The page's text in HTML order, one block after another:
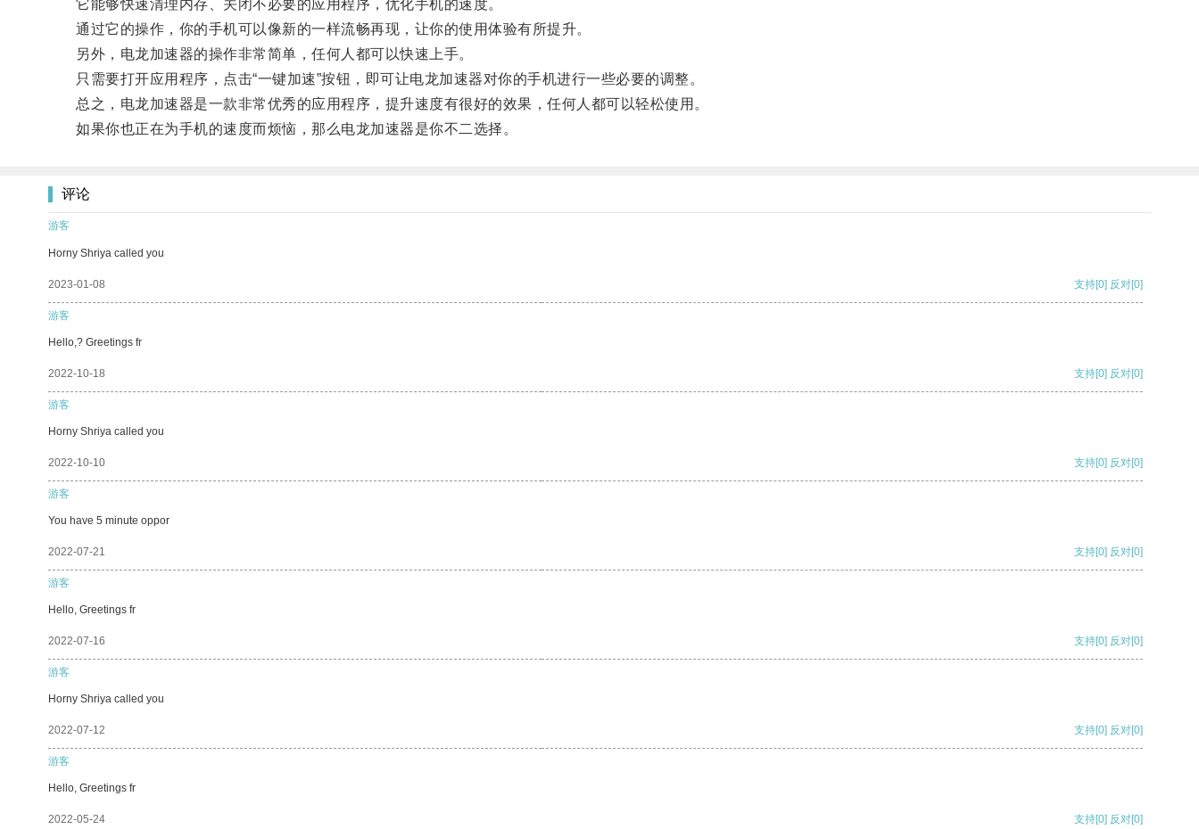
它能够快速清理内存、关闭不必要的应用程序，优化手机的速度。
通过它的操作，你的手机可以像新的一样流畅再现，让你的使用体验有所提升。
另外，电龙加速器的操作非常简单，任何人都可以快速上手。
只需要打开应用程序，点击“一键加速”按钮，即可让电龙加速器对你的手机进行一些必要的调整。
总之，电龙加速器是一款非常优秀的应用程序，提升速度有很好的效果，任何人都可以轻松使用。
如果你也正在为手机的速度而烦恼，那么电龙加速器是你不二选择。
评论
游客
Horny Shriya called you
2023-01-08 支持[0] 反对[0]
游客
Hello,? Greetings fr
2022-10-18 支持[0] 反对[0]
游客
Horny Shriya called you
2022-10-10 支持[0] 反对[0]
游客
You have 5 minute oppor
2022-07-21 支持[0] 反对[0]
游客
Hello, Greetings fr
2022-07-16 支持[0] 反对[0]
游客
Horny Shriya called you
2022-07-12 支持[0] 反对[0]
游客
Hello, Greetings fr
2022-05-24 支持[0] 反对[0]